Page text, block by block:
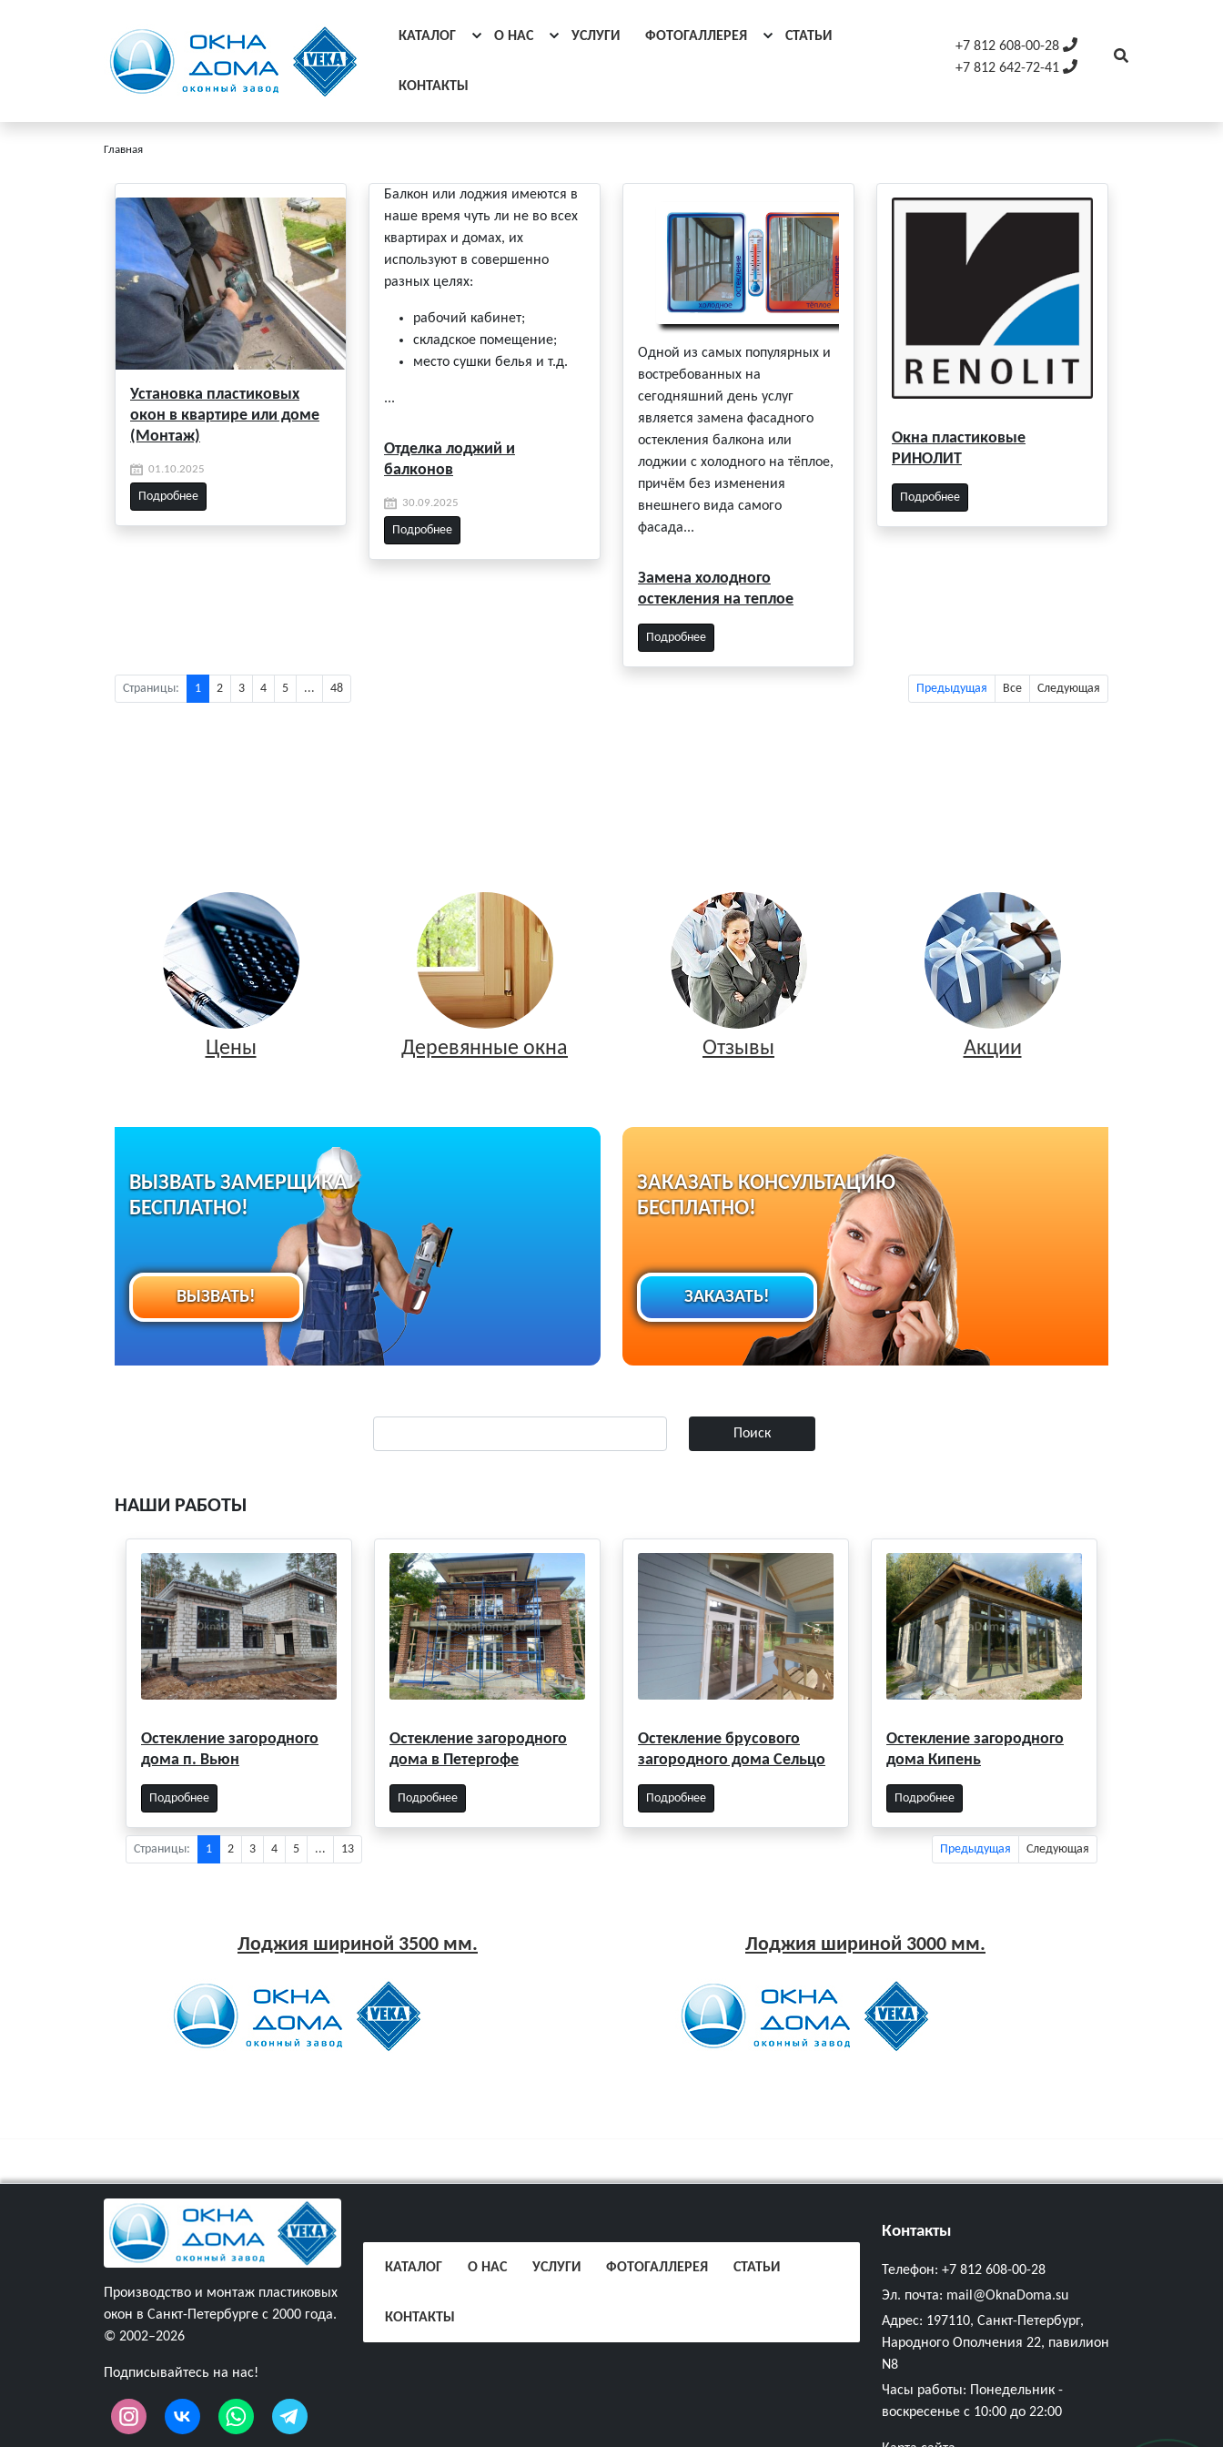
КАТАЛОГ О НАС УСЛУГИ ФОТОГАЛЛЕРЕЯ СТАТЬИ
КОНТАКТЫ
+7 812 608-00-28
+7 812 642-72-41
Главная
Установка пластиковых
окон в квартире или доме
(Монтаж)
01.10.2025
Подробнее
Балкон или лоджия имеются в
наше время чуть ли не во всех
квартирах и домах, их
используют в совершенно
разных целях:
рабочий кабинет;
складское помещение;
место сушки белья и т.д.
...
Отделка лоджий и
балконов
30.09.2025
Подробнее
Одной из самых популярных и
востребованных на
сегодняшний день услуг
является замена фасадного
остекления балкона или
лоджии с холодного на тёплое,
причём без изменения
внешнего вида самого
фасада...
Замена холодного
остекления на теплое
Подробнее
Окна пластиковые
РИНОЛИТ
Подробнее
Страницы: 1 2 3 4 5 ... 48 Предыдущая Все Следующая
Цены Деревянные окна Отзывы Акции
ВЫЗВАТЬ ЗАМЕРЩИКА
БЕСПЛАТНО!
ВЫЗВАТЬ!
ЗАКАЗАТЬ КОНСУЛЬТАЦИЮ
БЕСПЛАТНО!
ЗАКАЗАТЬ!
НАШИ РАБОТЫ
Остекление загородного
дома п. Вьюн
Подробнее
Остекление загородного
дома в Петергофе
Подробнее
Остекление брусового
загородного дома Сельцо
Подробнее
Остекление загородного
дома Кипень
Подробнее
Страницы: 1 2 3 4 5 ... 13 Предыдущая Следующая
Лоджия шириной 3500 мм. Лоджия шириной 3000 мм.
Производство и монтаж пластиковых
окон в Санкт-Петербурге с 2000 года.
© 2002–2026
Подписывайтесь на нас!
КАТАЛОГ О НАС УСЛУГИ ФОТОГАЛЛЕРЕЯ СТАТЬИ
КОНТАКТЫ
Контакты
Телефон: +7 812 608-00-28
Эл. почта: mail@OknaDoma.su
Адрес: 197110, Санкт-Петербург,
Народного Ополчения 22, павилион
N8
Часы работы: Понедельник -
воскресенье с 10:00 до 22:00